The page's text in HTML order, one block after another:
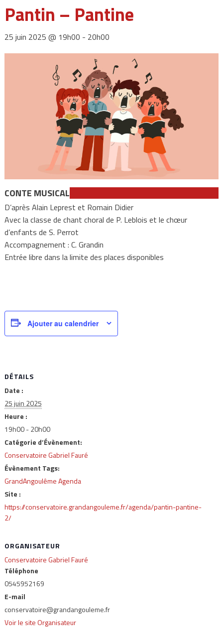
Pantin – Pantine
25 juin 2025 @ 19h00 - 20h00
CONTE MUSICAL
D’après Alain Leprest et Romain Didier
Avec la classe de chant choral de P. Leblois et le chœur
d’enfants de S. Perrot
Accompagnement : C. Grandin
Entrée libre dans la limite des places disponibles
Ajouter au calendrier
DÉTAILS
Date :
25 juin 2025
Heure :
19h00 - 20h00
Catégorie d’Évènement:
Conservatoire Gabriel Fauré
Évènement Tags:
GrandAngoulême Agenda
Site :
https://conservatoire.grandangouleme.fr/agenda/pantin-pantine-
2/
ORGANISATEUR
Conservatoire Gabriel Fauré
Téléphone
0545952169
E-mail
conservatoire@grandangouleme.fr
Voir le site Organisateur